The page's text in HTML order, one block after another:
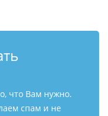
что Вам нужно.
спам и не